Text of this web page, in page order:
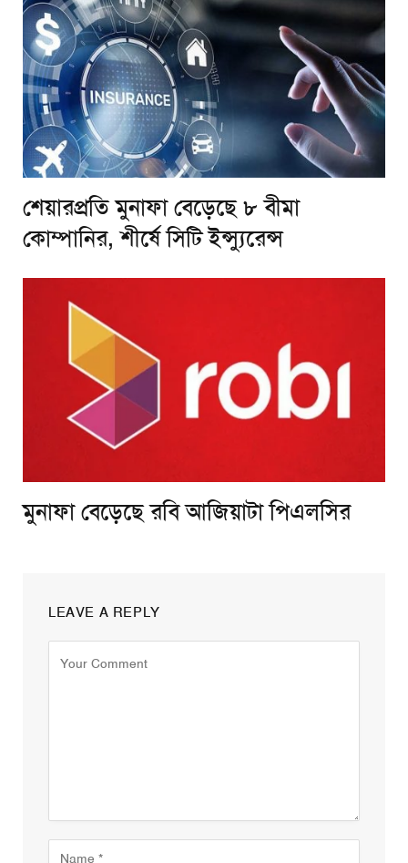
শেয়ারপ্রতি মুনাফা বেড়েছে ৮ বীমা
কোম্পানির, শীর্ষে সিটি ইন্স্যুরেন্স
মুনাফা বেড়েছে রবি আজিয়াটা পিএলসির
LEAVE A REPLY